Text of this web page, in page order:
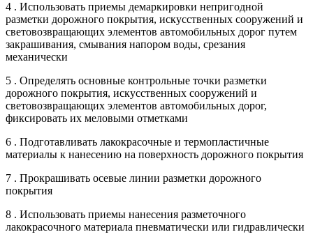
4 . Использовать приемы демаркировки непригодной
разметки дорожного покрытия, искусственных сооружений и
световозвращающих элементов автомобильных дорог путем
закрашивания, смывания напором воды, срезания
механически
5 . Определять основные контрольные точки разметки
дорожного покрытия, искусственных сооружений и
световозвращающих элементов автомобильных дорог,
фиксировать их меловыми отметками
6 . Подготавливать лакокрасочные и термопластичные
материалы к нанесению на поверхность дорожного покрытия
7 . Прокрашивать осевые линии разметки дорожного
покрытия
8 . Использовать приемы нанесения разметочного
лакокрасочного материала пневматически или гидравлически